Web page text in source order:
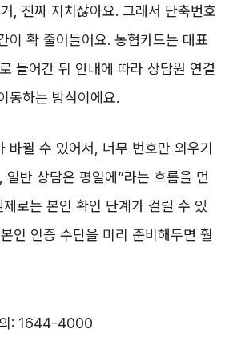
, 진짜 지치잖아요. 그래서 단축번호
이 확 줄어들어요. 농협카드는 대표
들어간 뒤 안내에 따라 상담원 연결
동하는 방식이에요.
바뀔 수 있어서, 너무 번호만 외우기
일반 상담은 평일에”라는 흐름을 먼
로는 본인 확인 단계가 걸릴 수 있
인 인증 수단을 미리 준비해두면 훨
: 1644-4000